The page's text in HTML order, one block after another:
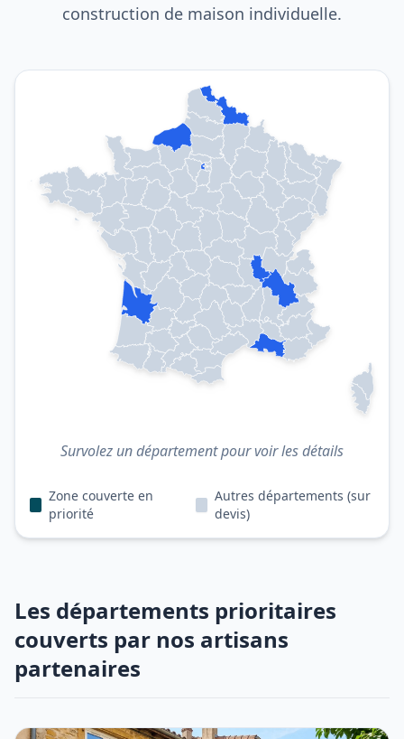
construction de maison individuelle.
Survolez un département pour voir les détails
Zone couverte en
priorité
Autres départements (sur
devis)
Les départements prioritaires
couverts par nos artisans
partenaires